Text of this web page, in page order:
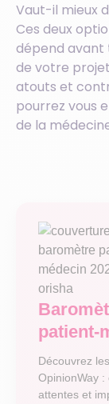
Vaut-il mieux
Ces deux
dépend avant
de votre
atouts et
pourrez vous
de la
patient-
Découvrez
OpinionWay
attentes et